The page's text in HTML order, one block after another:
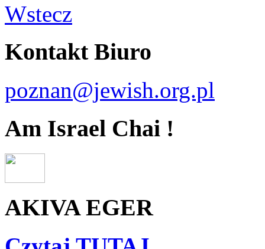
Wstecz
Kontakt Biuro
poznan@jewish.org.pl
Am Israel Chai !
AKIVA EGER